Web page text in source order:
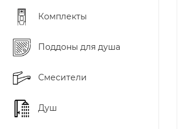
Комплекты
Поддоны для душа
Смесители
Душ